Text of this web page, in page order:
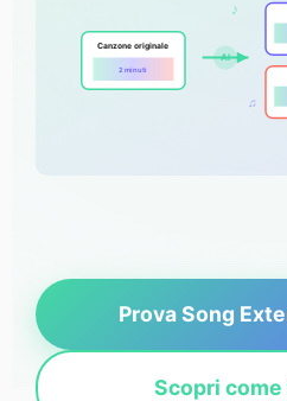
Canzone originale
2 minuti
AI
♪
♫
Prova Song
Scopri